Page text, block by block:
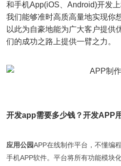
和手机App(iOS、Android)开发
我们能够准时高质高量地实现你
以此为自豪地能为广大客户提供
们的成功之路上提供一臂之力。
开发app需要多少钱？开发APP
应用公园APP在线制作平台，不懂编
手机APP软件。平台将所有功能模块